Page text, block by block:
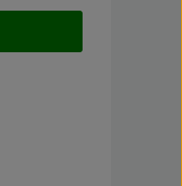
benutze die